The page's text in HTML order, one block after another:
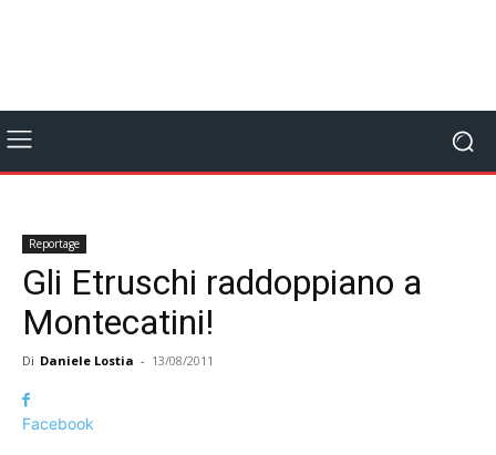
Reportage
Gli Etruschi raddoppiano a
Montecatini!
Di Daniele Lostia - 13/08/2011
Facebook